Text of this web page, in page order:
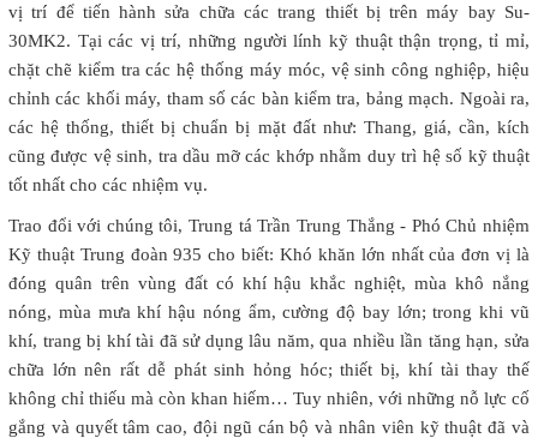
vị trí để tiến hành sửa chữa các trang thiết bị trên máy bay Su-
30MK2. Tại các vị trí, những người lính kỹ thuật thận trọng, tỉ mỉ,
chặt chẽ kiểm tra các hệ thống máy móc, vệ sinh công nghiệp, hiệu
chỉnh các khối máy, tham số các bàn kiểm tra, bảng mạch. Ngoài ra,
các hệ thống, thiết bị chuẩn bị mặt đất như: Thang, giá, cần, kích
cũng được vệ sinh, tra dầu mỡ các khớp nhằm duy trì hệ số kỹ thuật
tốt nhất cho các nhiệm vụ.
Trao đổi với chúng tôi, Trung tá Trần Trung Thắng - Phó Chủ nhiệm
Kỹ thuật Trung đoàn 935 cho biết: Khó khăn lớn nhất của đơn vị là
đóng quân trên vùng đất có khí hậu khắc nghiệt, mùa khô nắng
nóng, mùa mưa khí hậu nóng ẩm, cường độ bay lớn; trong khi vũ
khí, trang bị khí tài đã sử dụng lâu năm, qua nhiều lần tăng hạn, sửa
chữa lớn nên rất dễ phát sinh hỏng hóc; thiết bị, khí tài thay thế
không chỉ thiếu mà còn khan hiếm… Tuy nhiên, với những nỗ lực cố
gắng và quyết tâm cao, đội ngũ cán bộ và nhân viên kỹ thuật đã và